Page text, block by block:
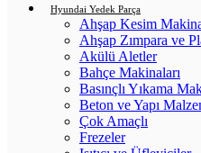
Hyundai Yedek Parça
Ahşap Kesim
Ahşap Zımpara ve
Akülü Aletler
Bahçe Makinaları
Basınçlı Yıkama
Beton ve Yapı
Çok Amaçlı
Frezeler